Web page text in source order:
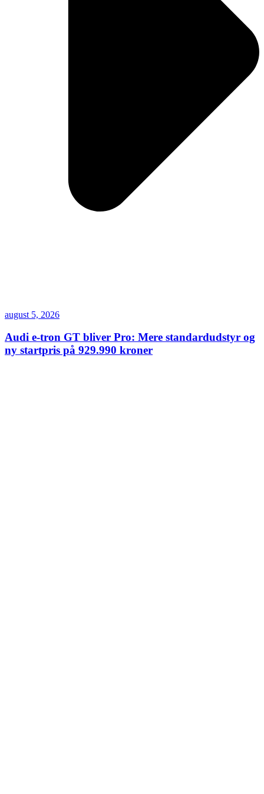
august 5, 2026
Audi e-tron GT bliver Pro: Mere standardudstyr og
ny startpris på 929.990 kroner